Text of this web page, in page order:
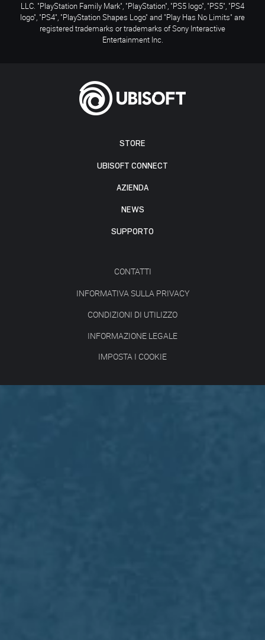
STORE
UBISOFT CONNECT
AZIENDA
NEWS
SUPPORTO
CONTATTI
INFORMATIVA SULLA PRIVACY
CONDIZIONI DI UTILIZZO
INFORMAZIONE LEGALE
IMPOSTA I COOKIE
LLC. "PlayStation Family Mark", "PlayStation", "PS5 logo", "PS5", "PS4
logo", "PS4", "PlayStation Shapes Logo" and "Play Has No Limits" are
registered trademarks or trademarks of Sony Interactive
Entertainment Inc.